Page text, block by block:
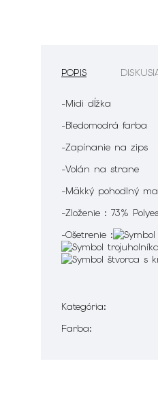
POPIS
-Midi dĺžka
-Bledomodrá farba
-Zapínanie na zips
-Volán na strane
-Mäkký pohodlný
-Zloženie : 73%
-Ošetrenie :
Kategória:
Farba: